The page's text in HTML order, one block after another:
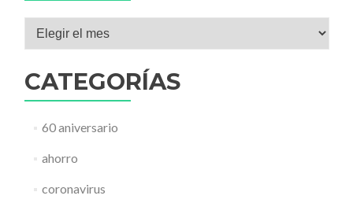
Archivos
CATEGORÍAS
60 aniversario
ahorro
coronavirus